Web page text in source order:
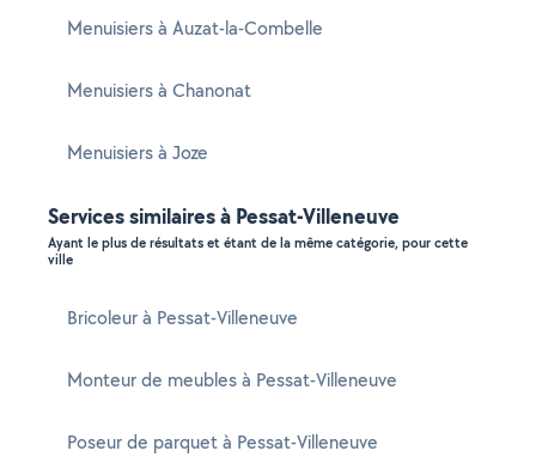
Menuisiers à Auzat-la-Combelle
Menuisiers à Chanonat
Menuisiers à Joze
Services similaires à Pessat-Villeneuve
Ayant le plus de résultats et étant de la même catégorie, pour cette
ville
Bricoleur à Pessat-Villeneuve
Monteur de meubles à Pessat-Villeneuve
Poseur de parquet à Pessat-Villeneuve